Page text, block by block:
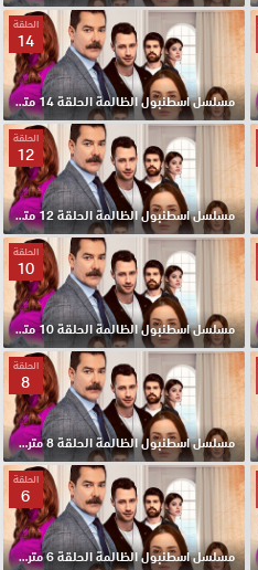
الحلقة
14
مسلسل اسطنبول الظالمة الحلقة 14 مترجم HD
الحلقة
12
مسلسل اسطنبول الظالمة الحلقة 12 مترجم HD
الحلقة
10
مسلسل اسطنبول الظالمة الحلقة 10 مترجم HD
الحلقة
8
مسلسل اسطنبول الظالمة الحلقة 8 مترجم HD
الحلقة
6
مسلسل اسطنبول الظالمة الحلقة 6 مترجم HD